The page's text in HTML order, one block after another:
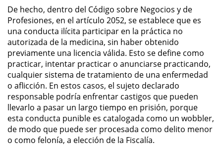
Agresión Agravada
Agresión Contra un Agente del
Orden Público
Asalto con Arma Mortal
Asalto con Químicos Cáusticos
Asalto Contra un Funcionario
Público
De hecho, dentro del Código sobre Negocios y de
Profesiones, en el artículo 2052, se establece que es
una conducta ilícita participar en la práctica no
autorizada de la medicina, sin haber obtenido
previamente una licencia válida. Esto se define como
practicar, intentar practicar o anunciarse practicando,
cualquier sistema de tratamiento de una enfermedad
o aflicción. En estos casos, el sujeto declarado
responsable podría enfrentar castigos que pueden
llevarlo a pasar un largo tiempo en prisión, porque
esta conducta punible es catalogada como un wobbler,
de modo que puede ser procesada como delito menor
o como felonía, a elección de la Fiscalía.